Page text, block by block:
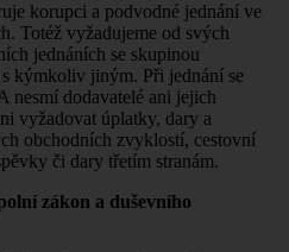
korupci a podvodné jednání ve
Totéž vyžadujeme od svých
jednáních se skupinou
kýmkoliv jiným. Při jednání se
nesmí dodavatelé ani jejich
vyžadovat úplatky, dary a
obchodních zvyklostí, cestovní
či dary třetím stranám.
zákon a duševního